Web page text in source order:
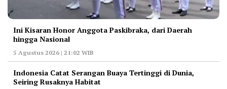
Ini Kisaran Honor Anggota Paskibraka, dari Daerah
hingga Nasional
5 Agustus 2026 | 21:02 WIB
Indonesia Catat Serangan Buaya Tertinggi di Dunia,
Seiring Rusaknya Habitat